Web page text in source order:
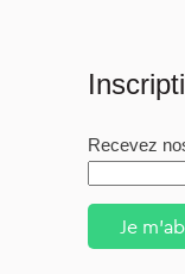
Recevez
Je